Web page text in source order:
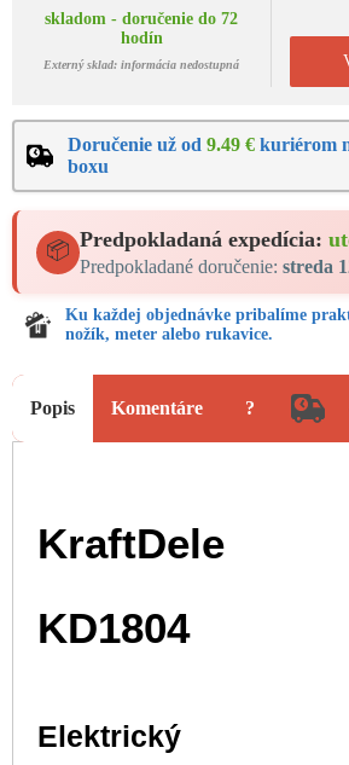
skladom - doručenie do 72
hodín
Externý sklad: informácia nedostupná
Doručenie už od 9.49 € kuriérom
boxu
📦 Predpokladaná expedícia:
Predpokladané doručenie: streda
Ku každej objednávke pribalíme
nožík, meter alebo rukavice.
Popis Komentáre ?
KraftDele
KD1804
Elektrický